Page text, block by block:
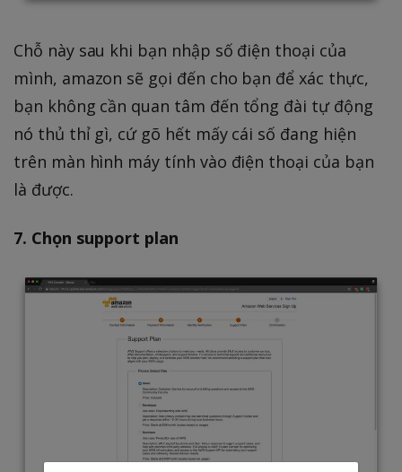
Chỗ này sau khi bạn nhập số điện thoại của
mình, amazon sẽ gọi đến cho bạn để xác thực,
bạn không cần quan tâm đến tổng đài tự động
nó thủ thỉ gì, cứ gõ hết mấy cái số đang hiện
trên màn hình máy tính vào điện thoại của bạn
là được.
7. Chọn support plan